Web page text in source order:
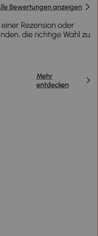
Bewertungen anzeigen
Rezension oder
die richtige Wahl zu
Mehr
entdecken